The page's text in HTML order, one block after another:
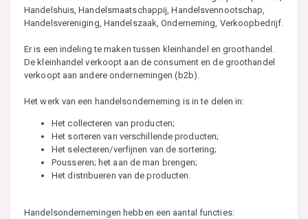
Handelshuis, Handelsmaatschappij, Handelsvennootschap,
Handelsvereniging, Handelszaak, Onderneming, Verkoopbedrijf.
Er is een indeling te maken tussen kleinhandel en groothandel.
De kleinhandel verkoopt aan de consument en de groothandel
verkoopt aan andere ondernemingen (b2b).
Het werk van een handelsonderneming is in te delen in:
Het collecteren van producten;
Het sorteren van verschillende producten;
Het selecteren/verfijnen van de sortering;
Pousseren; het aan de man brengen;
Het distribueren van de producten.
Handelsondernemingen hebben een aantal functies: